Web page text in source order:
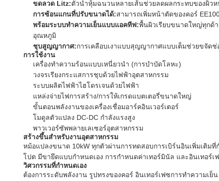
ขดลวด Litz:ตัวนำหุ้มฉนวนหลายเส้นช่วยลดผลกระทบของผิวห
การซ้อนแกนที่ปรับขนาดได้:สามารถเพิ่มหน้าตัดของคอร์
พร้อมระบบทำความเย็นแบบแอคทีฟ:พื้นผิวเรียบขนาดใหญ่ทุกด้
อุณหภูมิ
ชุบสูญญากาศ:การเคลือบเงาแบบสุญญากาศแบบเต็มช่วยขจัด
การใช้งาน
เครื่องทำความร้อนแบบเหนี่ยวนำ (การบำบัดโลหะ)
วงจรเรียงกระแสการชุบด้วยไฟฟ้าอุตสาหกรรม
ระบบผลิตไฟฟ้าไฮโดรเจนด้วยไฟฟ้า
แหล่งจ่ายไฟการสร้าง/การให้เกรดแบตเตอรี่ขนาดใหญ่
ขั้นตอนพลังงานของเครื่องเชื่อมอาร์คอินเวอร์เตอร์
โมดูลตัวแปลง DC-DC กำลังแรงสูง
พาวเวอร์ซัพพลายเลเซอร์อุตสาหกรรม
สร้างขึ้นสำหรับงานอุตสาหกรรม
หม้อแปลงขนาด 10kW ทุกตัวผ่านการทดสอบการเบิร์นอินเพิ่มเติม
โปต มีขายึดแบบกำหนดเอง การกำหนดค่าเทอร์มินัล และอินเทอร์
วิศวกรรมที่กำหนดเอง
ต้องการระดับพลังงาน รูปทรงของคอร์ อินเทอร์เฟซการทำความ